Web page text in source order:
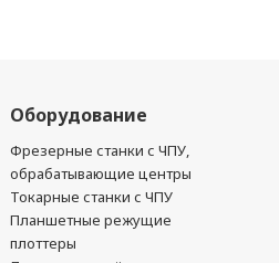
Оборудование
Фрезерные станки с ЧПУ,
обрабатывающие центры
Токарные станки с ЧПУ
Планшетные режущие
плоттеры